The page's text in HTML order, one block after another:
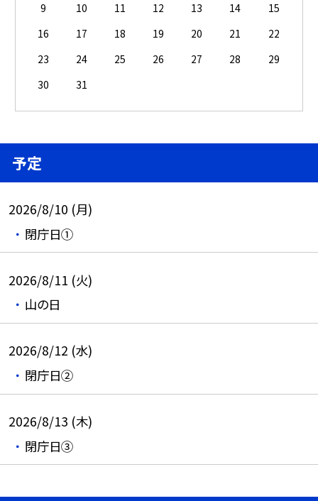
9
10 11 12 13 14
15
16
17 18 19 20 21
22
23
24 25 26 27 28
29
30
31
予定
2026/8/10 (月)
閉庁日①
2026/8/11 (火)
山の日
2026/8/12 (水)
閉庁日②
2026/8/13 (木)
閉庁日③